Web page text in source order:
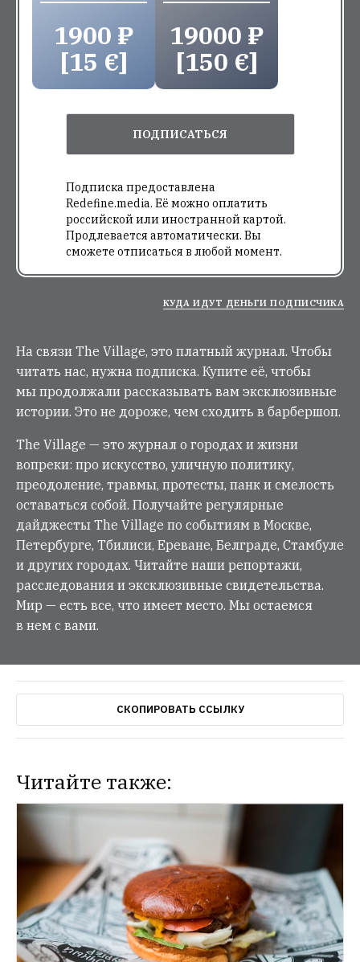
1900 ₽
[15 €]
19000 ₽
[150 €]
ПОДПИСАТЬСЯ
Подписка предоставлена
Redefine.media. Её можно оплатить
российской или иностранной картой.
Продлевается автоматически. Вы
сможете отписаться в любой момент.
КУДА ИДУТ ДЕНЬГИ ПОДПИСЧИКА
На связи The Village, это платный журнал. Чтобы
читать нас, нужна подписка. Купите её, чтобы
мы продолжали рассказывать вам эксклюзивные
истории. Это не дороже, чем сходить в барбершоп.
The Village — это журнал о городах и жизни
вопреки: про искусство, уличную политику,
преодоление, травмы, протесты, панк и смелость
оставаться собой. Получайте регулярные
дайджесты The Village по событиям в Москве,
Петербурге, Тбилиси, Ереване, Белграде, Стамбуле
и других городах. Читайте наши репортажи,
расследования и эксклюзивные свидетельства.
Мир — есть все, что имеет место. Мы остаемся
в нем с вами.
СКОПИРОВАТЬ ССЫЛКУ
Читайте также: